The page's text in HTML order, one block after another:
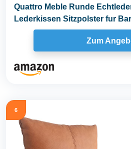
Quattro Meble Runde
Lederkissen Sitzpolster fur
Sessel...
Zum
6